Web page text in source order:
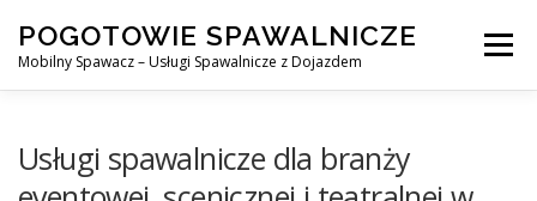
content
POGOTOWIE SPAWALNICZE
Mobilny Spawacz – Usługi Spawalnicze z Dojazdem
Menu
Usługi spawalnicze dla branży